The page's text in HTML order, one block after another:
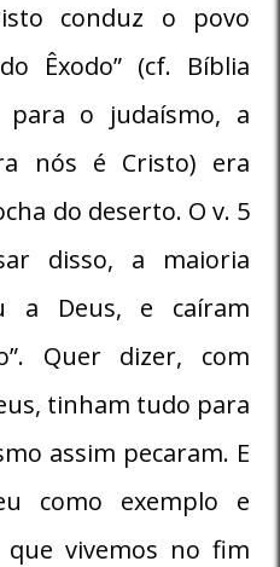
conduz o povo
Êxodo” (cf. Bíblia
para o judaísmo, a
nós é Cristo) era
do deserto. O v. 5
disso, a maioria
a Deus, e caíram
Quer dizer, com
tinham tudo para
assim pecaram. E
como exemplo e
vivemos no fim